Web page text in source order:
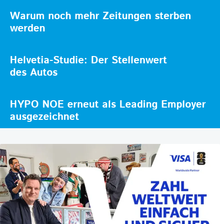
Warum noch mehr Zeitungen sterben
werden
Helvetia-Studie: Der Stellenwert
des Autos
HYPO NOE erneut als Leading Employer
ausgezeichnet